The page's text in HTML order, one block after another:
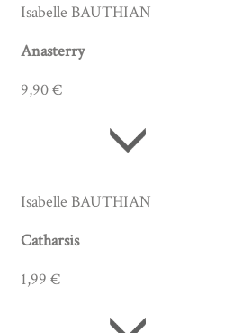
Isabelle BAUTHIAN
Anasterry
9,90 €
Isabelle BAUTHIAN
Catharsis
1,99 €